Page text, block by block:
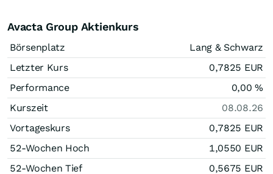
Avacta Group Aktienkurs
Börsenplatz
Lang & Schwarz
Letzter Kurs
0,7825 EUR
Performance
0,00%
Kurszeit
08.08.26
Vortageskurs
0,7825 EUR
52-Wochen Hoch
1,0550 EUR
52-Wochen Tief
0,5675 EUR